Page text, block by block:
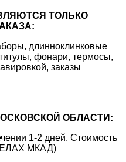
ТОЛЬКО
длинноклинковые
фонари, термосы,
заказы
ОБЛАСТИ:
1-2 дней. Стоимость
МКАД)